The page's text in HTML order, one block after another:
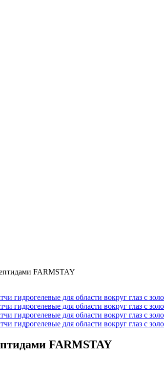
FARMSTAY
FARMSTAY